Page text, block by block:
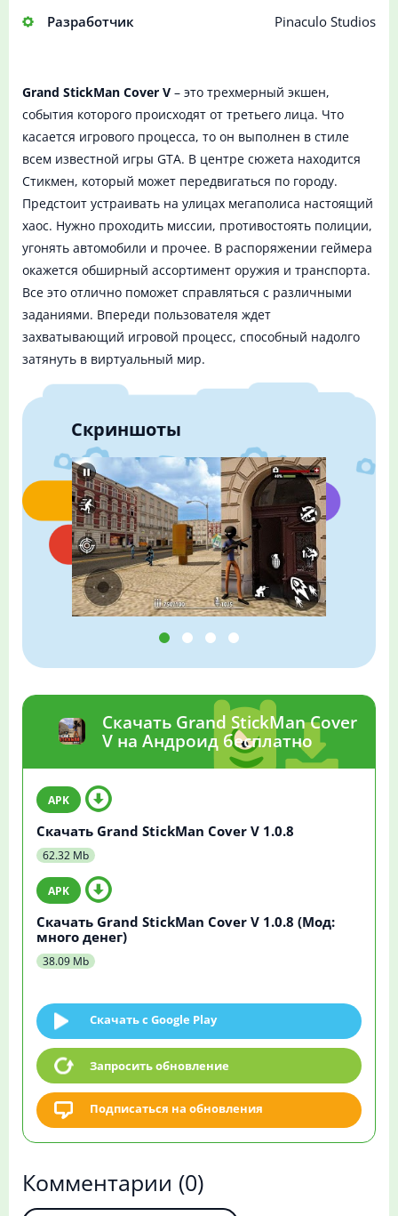
Разработчик
Pinaculo Studios
Grand StickMan Cover V – это трехмерный экшен,
события которого происходят от третьего лица. Что
касается игрового процесса, то он выполнен в стиле
всем известной игры GTA. В центре сюжета находится
Стикмен, который может передвигаться по городу.
Предстоит устраивать на улицах мегаполиса настоящий
хаос. Нужно проходить миссии, противостоять полиции,
угонять автомобили и прочее. В распоряжении геймера
окажется обширный ассортимент оружия и транспорта.
Все это отлично поможет справляться с различными
заданиями. Впереди пользователя ждет
захватывающий игровой процесс, способный надолго
затянуть в виртуальный мир.
Скриншоты
Скачать Grand StickMan Cover
V на Андроид бесплатно
Скачать Grand StickMan Cover V 1.0.8
62.32 Mb
Скачать Grand StickMan Cover V 1.0.8 (Мод:
много денег)
38.09 Mb
Скачать c Google Play
Запросить обновление
Подписаться на обновления
Комментарии (0)